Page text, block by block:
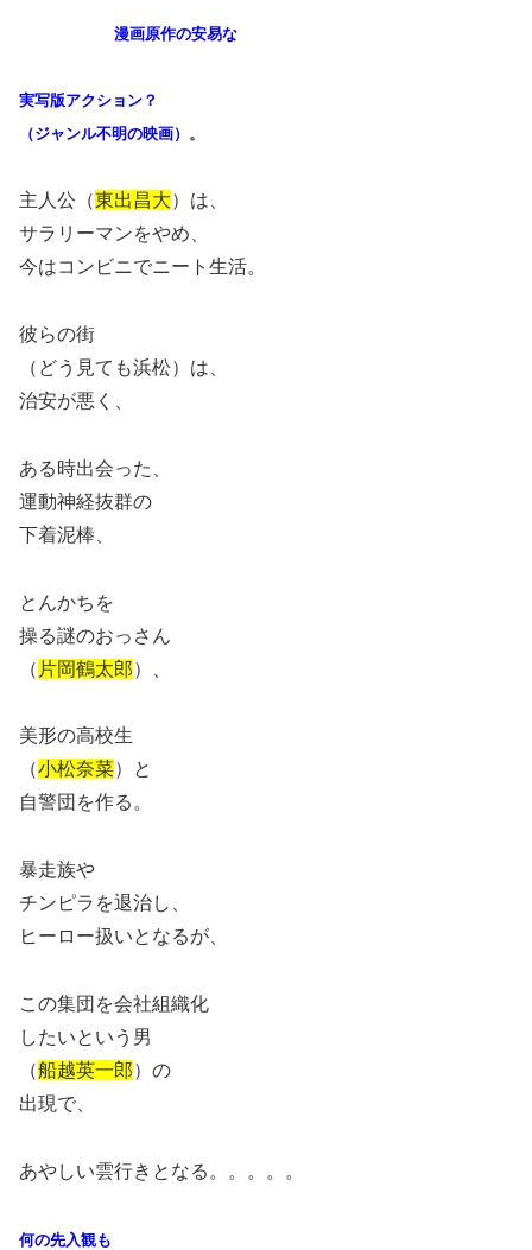
漫画原作の安易な
実写版アクション？
（ジャンル不明の映画） 。
主人公（東出昌大）は、
サラリーマンをやめ、
今はコンビニでニート生活。
彼らの街
（どう見ても浜松）は、
治安が悪く、
ある時出会った、
運動神経抜群の
下着泥棒、
とんかちを
操る謎のおっさん
（ 片岡鶴太郎）、
美形の高校生
（小松奈菜）と
自警団を作る。
暴走族や
チンピラを退治し、
ヒーロー扱いとなるが、
この集団を会社組織化
したいという男
（船越英一郎）の
出現で、
あやしい雲行きとなる。。。。。
何の先入観も